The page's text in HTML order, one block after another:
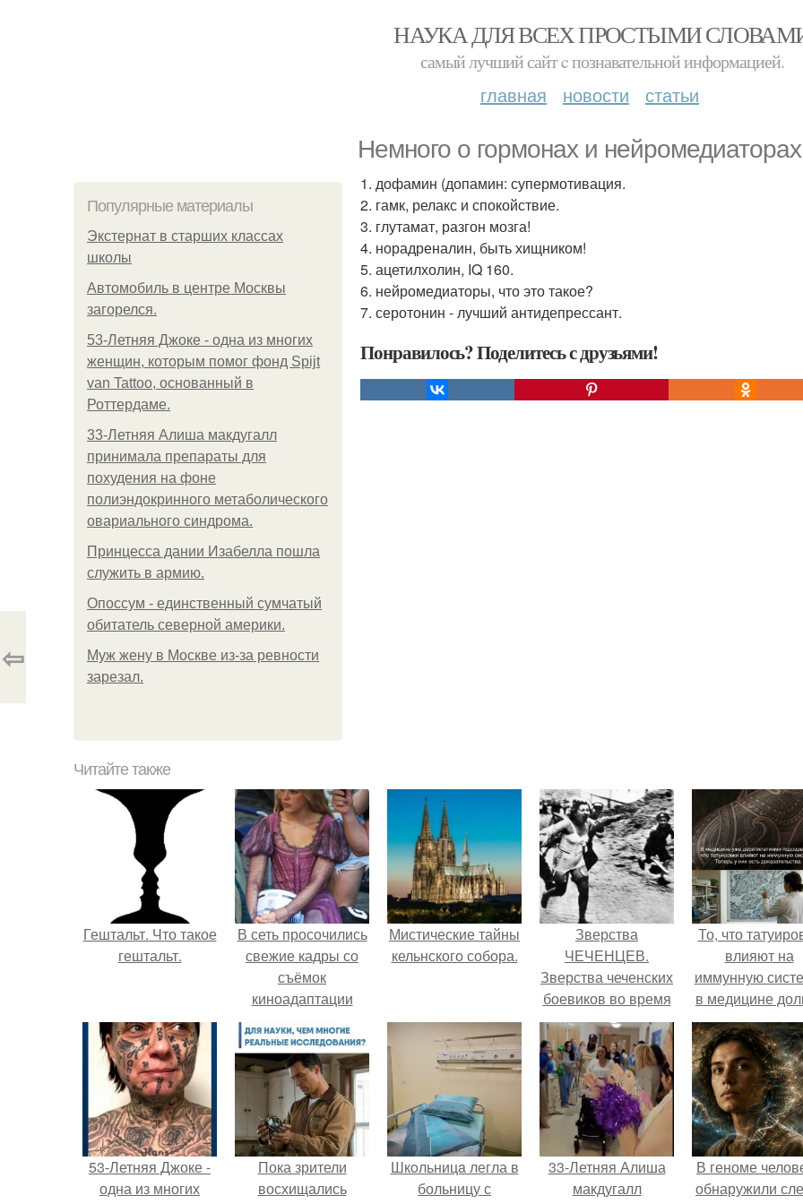
НАУКА ДЛЯ ВСЕХ ПРОСТЫМИ
самый лучший сайт c познавательной информацией.
главная новости статьи
Немного о гормонах и
Популярные материалы
Экстернат в старших классах
школы
Автомобиль в центре Москвы
загорелся.
53-Летняя Джоке - одна из многих
женщин, которым помог фонд Spijt
van Tattoo, основанный в
Роттердаме.
33-Летняя Алиша макдугалл
принимала препараты для
похудения на фоне
полиэндокринного метаболического
овариального синдрома.
Принцесса дании Изабелла пошла
служить в армию.
Опоссум - единственный сумчатый
обитатель северной америки.
Mуж жену в Москве из-за ревности
зарезал.
1. дофамин (допамин: супермотивация.
2. гамк, релакс и спокойствие.
3. глутамат, разгон мозга!
4. норадреналин, быть хищником!
5. ацетилхолин, IQ 160.
6. нейромедиаторы, что это такое?
7. серотонин - лучший антидепрессант.
Понравилось? Поделитесь с друзьями!
⇦
Читайте также
Гештальт. Что такое
гештальт.
В сеть просочились
свежие кадры со
съёмок
киноадаптации
"Рапунцель", и всё
внимание
моментально
оказалось
приковано к Тиган
крофт.
Мистические тайны
кельнского собора.
Зверства
ЧЕЧЕНЦЕВ.
Зверства чеченских
боевиков во время
первой чеченской.
То, что
влияют на
иммунную
в медицине
время
лишь как
53-Летняя Джоке -
одна из многих
Пока зрители
восхищались
Шкoльницa легла в
больницу с
33-Летняя Алиша
макдугалл
В геноме
обнаружили